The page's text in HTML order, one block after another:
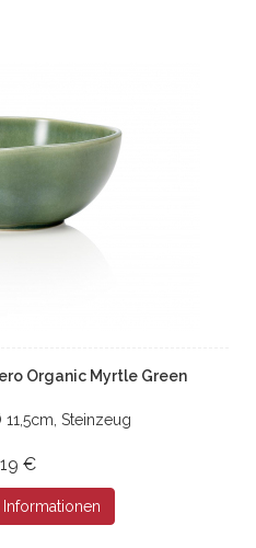
Organic Myrtle Green
Steinzeug
€
Informationen